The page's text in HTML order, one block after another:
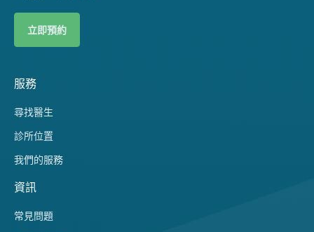
立即預約
服務
尋找醫生
診所位置
我們的服務
資訊
常見問題